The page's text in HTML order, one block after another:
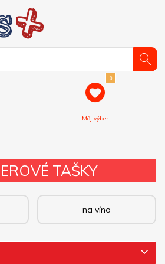
0
Môj výber
TAŠKY
na víno